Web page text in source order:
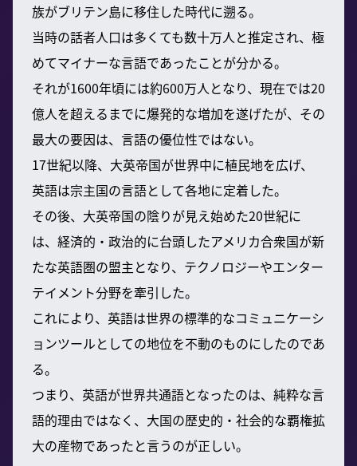
族がブリテン島に移住した時代に遡る。
当時の話者人口は多くても数十万人と推定され、極
めてマイナーな言語であったことが分かる。
それが1600年頃には約600万人となり、現在では20
億人を超えるまでに爆発的な増加を遂げたが、その
最大の要因は、言語の優位性ではない。
17世紀以降、大英帝国が世界中に植民地を広げ、
英語は宗主国の言語として各地に定着した。
その後、大英帝国の陰りが見え始めた20世紀に
は、経済的・政治的に台頭したアメリカ合衆国が新
たな英語圏の盟主となり、テクノロジーやエンター
テイメント分野を牽引した。
これにより、英語は世界の標準的なコミュニケーシ
ョンツールとしての地位を不動のものにしたのであ
る。
つまり、英語が世界共通語となったのは、純粋な言
語的理由ではなく、大国の歴史的・社会的な覇権拡
大の産物であったと言うのが正しい。